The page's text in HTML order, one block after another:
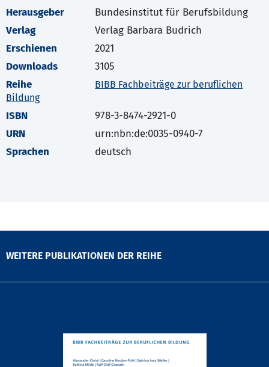
Herausgeber
Bundesinstitut für Berufsbildung
Verlag
Verlag Barbara Budrich
Erschienen
2021
Downloads
3105
Reihe
BIBB Fachbeiträge zur beruflichen
Bildung
ISBN
978-3-8474-2921-0
URN
urn:nbn:de:0035-0940-7
Sprachen
deutsch
WEITERE PUBLIKATIONEN DER REIHE